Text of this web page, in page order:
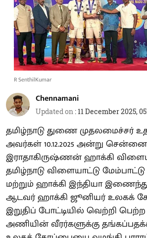
R SenthilKumar
Chennamani
Updated on :11 December 2025,
தமிழ்நாடு துணை முதலமைச்சர்
அவர்கள் 10.12.2025 அன்று சென்னை
இராதாகிருஷ்ணன் ஹாக்கி
தமிழ்நாடு விளையாட்டு
மற்றும் ஹாக்கி இந்தியா இணைந்து
ஆடவர் ஹாக்கி ஜூனியர் உலகக்
இறுதிப் போட்டியில் வெற்றி
அணியின் வீரர்களுக்கு